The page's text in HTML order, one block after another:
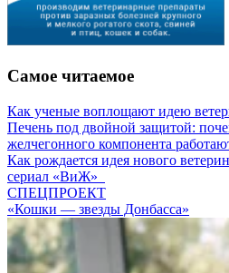
Самое читаемое
Как ученые воплощают идею
Печень под двойной защитой:
желчегонного компонента
Как рождается идея нового
сериал «ВиЖ»
СПЕЦПРОЕКТ
«Кошки — звезды Донбасса»